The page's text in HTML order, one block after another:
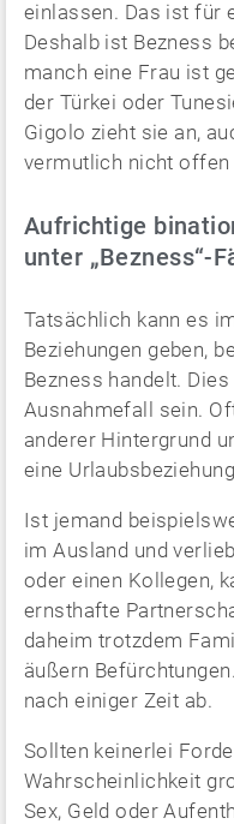
einlassen. Das ist für
Deshalb ist Bezness
manch eine Frau ist
der Türkei oder
Gigolo zieht sie an,
vermutlich nicht offen
Aufrichtige
unter „Bezness“-
Tatsächlich kann es
Beziehungen geben,
Bezness handelt.
Ausnahmefall sein.
anderer Hintergrund
eine
Ist jemand
im Ausland und
oder einen Kollegen,
ernsthafte
daheim trotzdem
äußern
nach einiger Zeit ab.
Sollten keinerlei
Wahrscheinlichkeit
Sex, Geld oder